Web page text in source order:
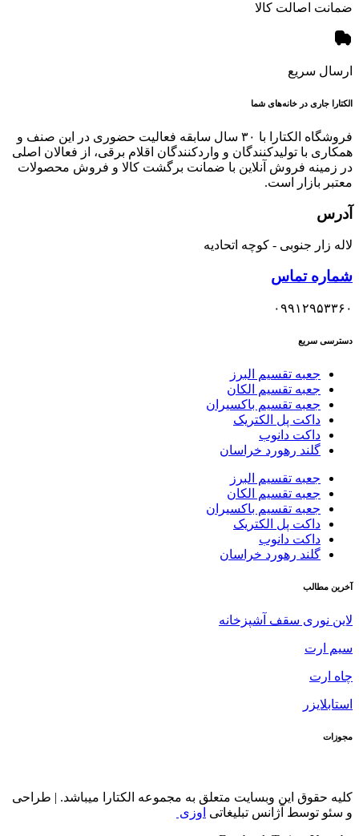
ضمانت اصالت کالا
ارسال سریع
الکتارا جاری در خانه‌های شما
فروشگاه الکتارا با ۳۰ سال سابقه فعالیت حضوری در این صنف و
همکاری با تولیدکنندگان و واردکنندگان اقلام برقی، از فعالان اصلی
در زمینه فروش آنلاین با ضمانت برگشت کالا و فروش محصولات
معتبر بازار است.
آدرس
لاله زار جنوبی - کوچه اتحادیه
شماره تماس
۰۹۹۱۲۹۵۳۳۶۰
دسترسی سریع
جعبه تقسیم البرز
جعبه تقسیم الکان
جعبه تقسیم باکسیران
داکت پل الکتریک
داکت دانوب
گلند رهورد خراسان
جعبه تقسیم البرز
جعبه تقسیم الکان
جعبه تقسیم باکسیران
داکت پل الکتریک
داکت دانوب
گلند رهورد خراسان
آخرین مطالب
لاین نوری سقف آشپزخانه
سیم ارت
چاه ارت
استابلایزر
مجوزات
کلیه حقوق این وبسایت متعلق به مجموعه الکتارا میباشد. | طراحی
و سئو توسط آژانس تبلیغاتی اوزی